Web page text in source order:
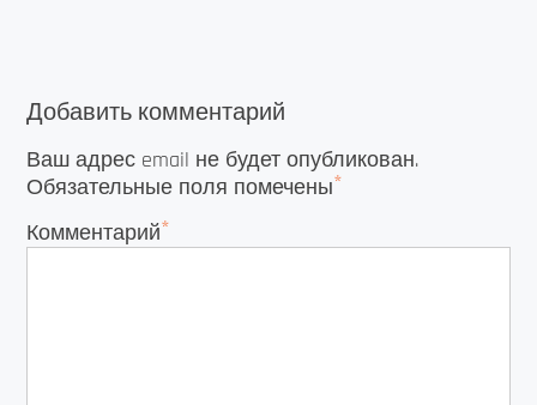
Добавить комментарий
Ваш адрес email не будет опубликован.
Обязательные поля помечены*
Комментарий*